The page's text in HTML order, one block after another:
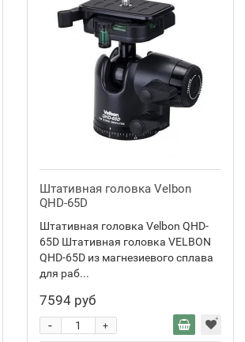
Штативная головка Velbon
QHD-65D
Штативная головка Velbon QHD-
65D Штативная головка VELBON
QHD-65D из магнезиевого сплава
для раб...
7594 руб
+
-